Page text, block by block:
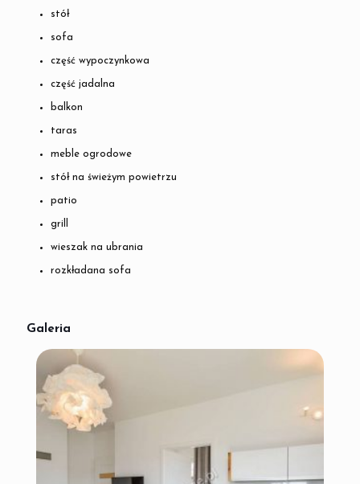
stół
sofa
część wypoczynkowa
część jadalna
balkon
taras
meble ogrodowe
stół na świeżym powietrzu
patio
grill
wieszak na ubrania
rozkładana sofa
Galeria